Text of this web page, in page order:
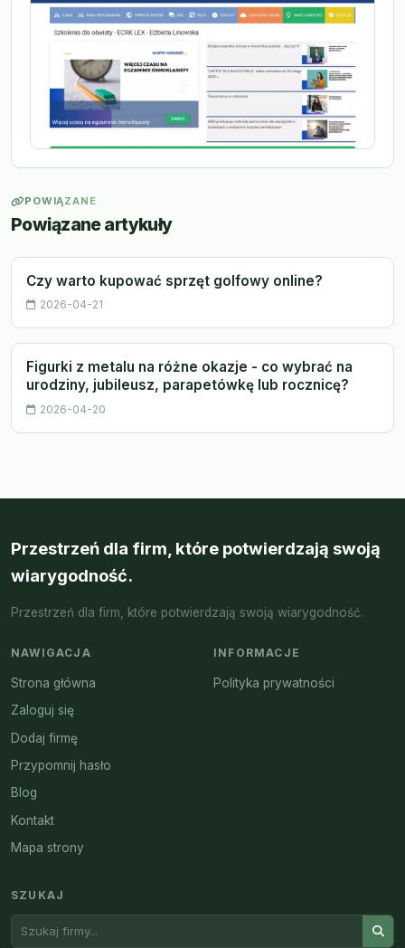
POWIĄZANE
Powiązane artykuły
Czy warto kupować sprzęt golfowy online?
2026-04-21
Figurki z metalu na różne okazje - co wybrać na
urodziny, jubileusz, parapetówkę lub rocznicę?
2026-04-20
Przestrzeń dla firm, które potwierdzają swoją
wiarygodność.
Przestrzeń dla firm, które potwierdzają swoją wiarygodność.
NAWIGACJA
Strona główna
Zaloguj się
Dodaj firmę
Przypomnij hasło
Blog
Kontakt
Mapa strony
INFORMACJE
Polityka prywatności
SZUKAJ